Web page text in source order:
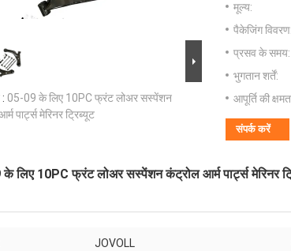
05-09 के लिए 10PC फ्रंट लोअर सस्पेंशन
पार्ट्स मेरिनर ट्रिब्यूट
मूल्य:
पैकेजिंग विवरण:
प्रसव के समय:
भुगतान शर्तें:
आपूर्ति की
संपर्क करें
लिए 10PC फ्रंट लोअर सस्पेंशन कंट्रोल आर्म पार्ट्स मेरिनर
JOVOLL